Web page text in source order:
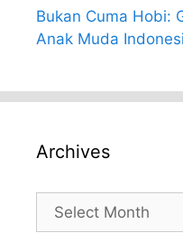
Bukan Cuma Hobi:
Anak Muda
Archives
Archives